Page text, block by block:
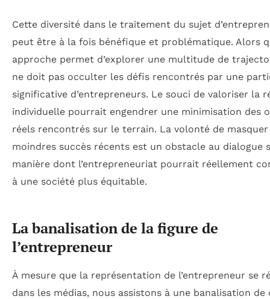
Cette diversité dans le traitement du sujet
peut être à la fois bénéfique et problématique. Alors
approche permet d’explorer une multitude de
ne doit pas occulter les défis rencontrés par une
significative d’entrepreneurs. Le souci de valoriser la
individuelle pourrait engendrer une minimisation des
réels rencontrés sur le terrain. La volonté de masquer
moindres succès récents est un obstacle au dialogue
manière dont l’entrepreneuriat pourrait réellement
à une société plus équitable.
La banalisation de la figure de
l’entrepreneur
À mesure que la représentation de l’entrepreneur se
dans les médias, nous assistons à une banalisation de